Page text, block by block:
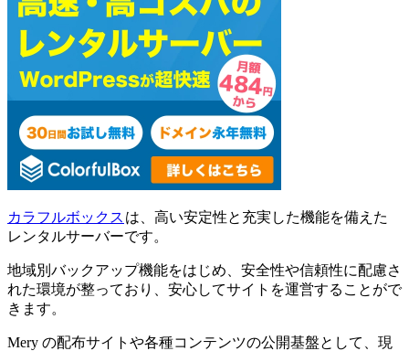
カラフルボックス は、高い安定性と充実した機能を備えた
レンタルサーバーです。
地域別バックアップ機能をはじめ、安全性や信頼性に配慮さ
れた環境が整っており、安心してサイトを運営することがで
きます。
Mery の配布サイトや各種コンテンツの公開基盤として、現